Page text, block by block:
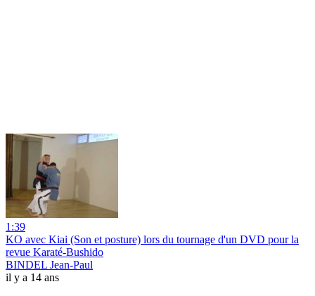
1:39
KO avec Kiai (Son et posture) lors du tournage d'un DVD pour la
revue Karaté-Bushido
BINDEL Jean-Paul
il y a 14 ans